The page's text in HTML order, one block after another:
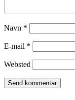
Navn *
E-mail *
Websted